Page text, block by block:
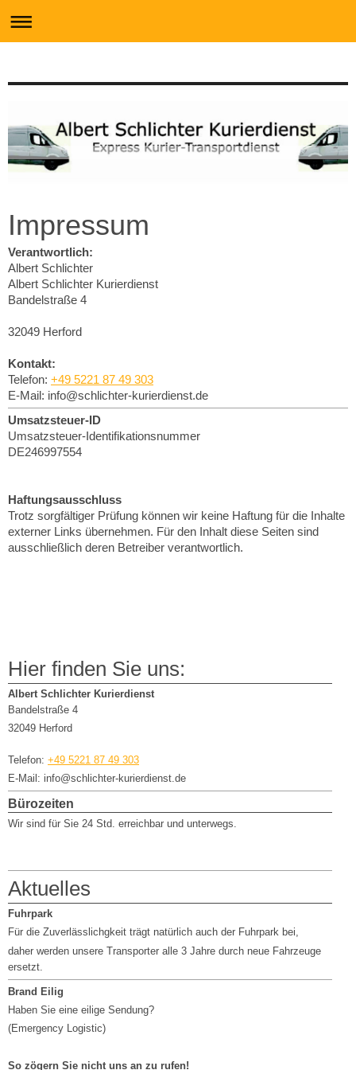
Impressum
Verantwortlich:
Albert Schlichter
Albert Schlichter Kurierdienst
Bandelstraße 4
32049 Herford
Kontakt:
Telefon: +49 5221 87 49 303
E-Mail: info@schlichter-kurierdienst.de
Umsatzsteuer-ID
Umsatzsteuer-Identifikationsnummer
DE246997554
Haftungsausschluss
Trotz sorgfältiger Prüfung können wir keine Haftung für die Inhalte
externer Links übernehmen. Für den Inhalt diese Seiten sind
ausschließlich deren Betreiber verantwortlich.
Hier finden Sie uns:
Albert Schlichter Kurierdienst
Bandelstraße 4
32049 Herford
Telefon: +49 5221 87 49 303
E-Mail: info@schlichter-kurierdienst.de
Bürozeiten
Wir sind für Sie 24 Std. erreichbar und unterwegs.
Aktuelles
Fuhrpark
Für die Zuverlässlichgkeit trägt natürlich auch der Fuhrpark bei,
daher werden unsere Transporter alle 3 Jahre durch neue Fahrzeuge
ersetzt.
Brand Eilig
Haben Sie eine eilige Sendung?
(Emergency Logistic)
So zögern Sie nicht uns an zu rufen!